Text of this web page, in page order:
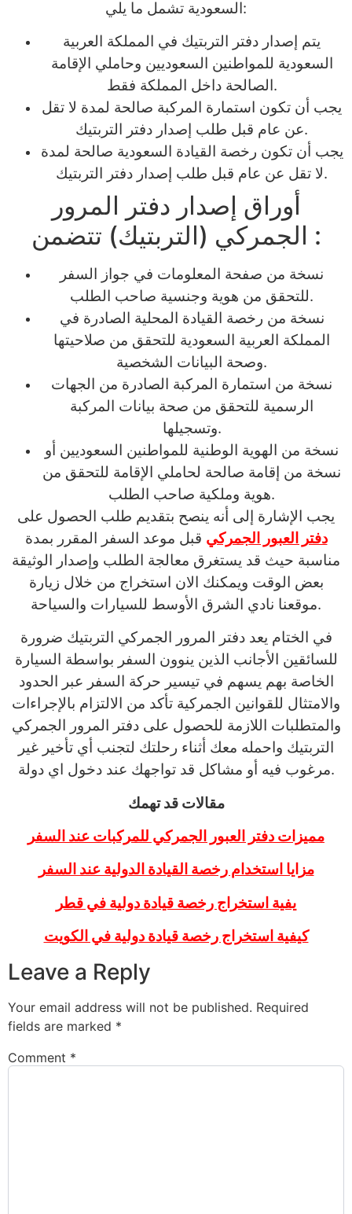
السعودية تشمل ما يلي:
يتم إصدار دفتر التربتيك في المملكة العربية
السعودية للمواطنين السعوديين وحاملي الإقامة
الصالحة داخل المملكة فقط.
يجب أن تكون استمارة المركبة صالحة لمدة لا تقل
عن عام قبل طلب إصدار دفتر التربتيك.
يجب أن تكون رخصة القيادة السعودية صالحة لمدة
لا تقل عن عام قبل طلب إصدار دفتر التربتيك.
أوراق إصدار دفتر المرور
الجمركي (التربتيك) تتضمن :
نسخة من صفحة المعلومات في جواز السفر
للتحقق من هوية وجنسية صاحب الطلب.
نسخة من رخصة القيادة المحلية الصادرة في
المملكة العربية السعودية للتحقق من صلاحيتها
وصحة البيانات الشخصية.
نسخة من استمارة المركبة الصادرة من الجهات
الرسمية للتحقق من صحة بيانات المركبة
وتسجيلها.
نسخة من الهوية الوطنية للمواطنين السعوديين أو
نسخة من إقامة صالحة لحاملي الإقامة للتحقق من
هوية وملكية صاحب الطلب.
يجب الإشارة إلى أنه ينصح بتقديم طلب الحصول على
دفتر العبور الجمركي قبل موعد السفر المقرر بمدة
مناسبة حيث قد يستغرق معالجة الطلب وإصدار الوثيقة
بعض الوقت ويمكنك الان استخراج من خلال زيارة
موقعنا نادي الشرق الأوسط للسيارات والسياحة.
في الختام يعد دفتر المرور الجمركي التربتيك ضرورة
للسائقين الأجانب الذين ينوون السفر بواسطة السيارة
الخاصة بهم يسهم في تيسير حركة السفر عبر الحدود
والامتثال للقوانين الجمركية تأكد من الالتزام بالإجراءات
والمتطلبات اللازمة للحصول على دفتر المرور الجمركي
التربتيك واحمله معك أثناء رحلتك لتجنب أي تأخير غير
مرغوب فيه أو مشاكل قد تواجهك عند دخول اي دولة.
مقالات قد تهمك
مميزات دفتر العبور الجمركي للمركبات عند السفر
مزايا استخدام رخصة القيادة الدولية عند السفر
يفية استخراج رخصة قيادة دولية في قطر
كيفية استخراج رخصة قيادة دولية في الكويت
Leave a Reply
Your email address will not be published. Required
fields are marked *
Comment *